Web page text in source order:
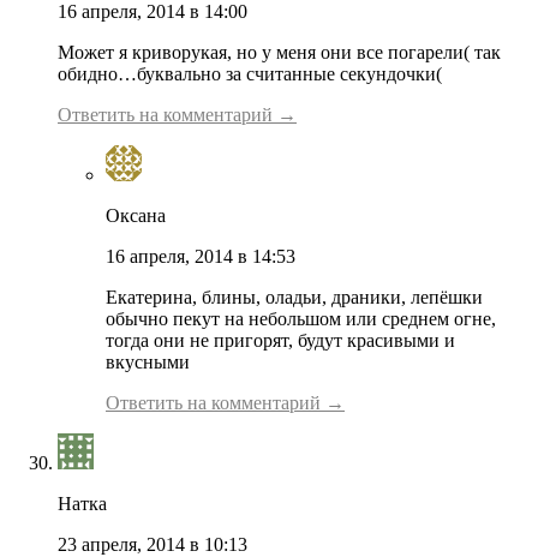
16 апреля, 2014 в 14:00
Может я криворукая, но у меня они все погарели( так
обидно…буквально за считанные секундочки(
Ответить на комментарий →
Оксана
16 апреля, 2014 в 14:53
Екатерина, блины, оладьи, драники, лепёшки
обычно пекут на небольшом или среднем огне,
тогда они не пригорят, будут красивыми и
вкусными
Ответить на комментарий →
Натка
23 апреля, 2014 в 10:13